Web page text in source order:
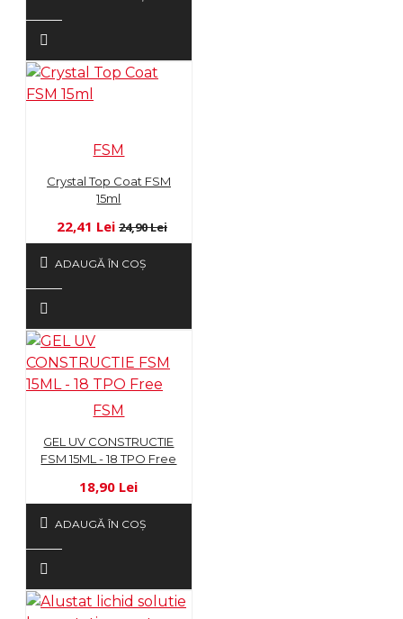
FSM
Crystal Top Coat FSM
15ml
22,41 Lei 24,90 Lei
ADAUGĂ ÎN COŞ
FSM
GEL UV CONSTRUCTIE
FSM 15ML - 18 TPO Free
18,90 Lei
ADAUGĂ ÎN COŞ